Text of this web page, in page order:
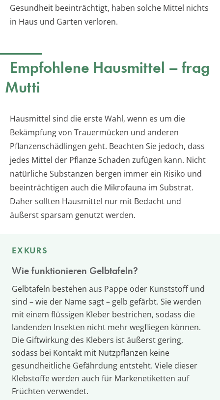
Gesundheit beeinträchtigt, haben solche Mittel nichts
in Haus und Garten verloren.
Empfohlene Hausmittel – frag
Mutti
Hausmittel sind die erste Wahl, wenn es um die
Bekämpfung von Trauermücken und anderen
Pflanzenschädlingen geht. Beachten Sie jedoch, dass
jedes Mittel der Pflanze Schaden zufügen kann. Nicht
natürliche Substanzen bergen immer ein Risiko und
beeinträchtigen auch die Mikrofauna im Substrat.
Daher sollten Hausmittel nur mit Bedacht und
äußerst sparsam genutzt werden.
EXKURS
Wie funktionieren Gelbtafeln?
Gelbtafeln bestehen aus Pappe oder Kunststoff und
sind – wie der Name sagt – gelb gefärbt. Sie werden
mit einem flüssigen Kleber bestrichen, sodass die
landenden Insekten nicht mehr wegfliegen können.
Die Giftwirkung des Klebers ist äußerst gering,
sodass bei Kontakt mit Nutzpflanzen keine
gesundheitliche Gefährdung entsteht. Viele dieser
Klebstoffe werden auch für Markenetiketten auf
Früchten verwendet.